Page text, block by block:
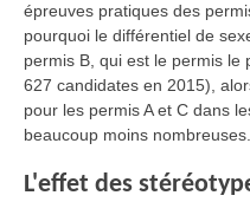
épreuves pratiques des
pourquoi le différentiel de
permis B, qui est le permis le
627 candidates en 2015),
pour les permis A et C dans
beaucoup moins nombreuses.
L'effet des